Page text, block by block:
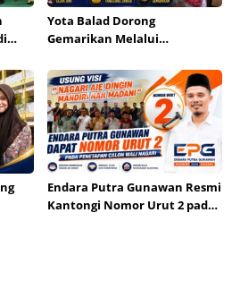
Yota Balad Dorong
Gemarikan Melalui
Endara Putra Gunawan Resmi
Kantongi Nomor Urut 2 pada